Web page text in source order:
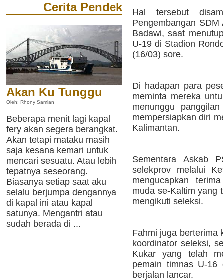
Cerita Pendek
Akan Ku Tunggu
Oleh: Rhony Samlan
Beberapa menit lagi kapal
fery akan segera berangkat.
Akan tetapi mataku masih
saja kesana kemari untuk
mencari sesuatu. Atau lebih
tepatnya seseorang.
Biasanya setiap saat aku
selalu berjumpa dengannya
di kapal ini atau kapal
satunya. Mengantri atau
sudah berada di ...
Hal tersebut
Pengembangan
Badawi, saat
U-19 di Stadion
(16/03) sore.
Di hadapan para
meminta mereka
menunggu
mempersiapkan diri
Kalimantan.
Sementara Askab
selekprov melalui
mengucapkan
muda se-Kaltim yang
mengikuti seleksi.
Fahmi juga berterima
koordinator seleksi,
Kukar yang telah
pemain timnas U-16
berjalan lancar.